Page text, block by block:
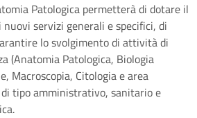
Patologica permetterà di dotare il
nuovi servizi generali e specifici, di
lo svolgimento di attività di
(Anatomia Patologica, Biologia
Macroscopia, Citologia e area
tipo amministrativo, sanitario e